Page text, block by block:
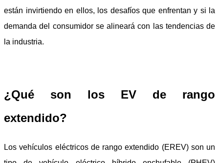
están invirtiendo en ellos, los desafíos que enfrentan y si la
demanda del consumidor se alineará con las tendencias de
la industria.
¿Qué son los EV de rango
extendido?
Los vehículos eléctricos de rango extendido (EREV) son un